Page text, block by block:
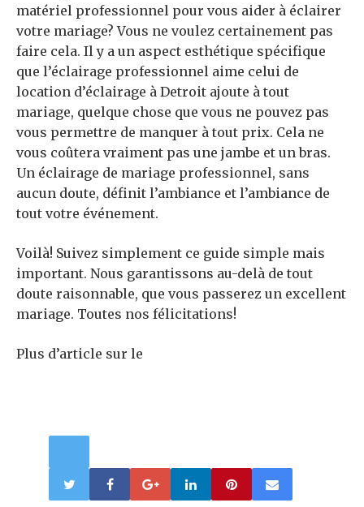
matériel professionnel pour vous aider à éclairer
votre mariage? Vous ne voulez certainement pas
faire cela. Il y a un aspect esthétique spécifique
que l’éclairage professionnel aime celui de
location d’éclairage à Detroit ajoute à tout
mariage, quelque chose que vous ne pouvez pas
vous permettre de manquer à tout prix. Cela ne
vous coûtera vraiment pas une jambe et un bras.
Un éclairage de mariage professionnel, sans
aucun doute, définit l’ambiance et l’ambiance de
tout votre événement.
Voilà! Suivez simplement ce guide simple mais
important. Nous garantissons au-delà de tout
doute raisonnable, que vous passerez un excellent
mariage. Toutes nos félicitations!
Plus d’article sur le